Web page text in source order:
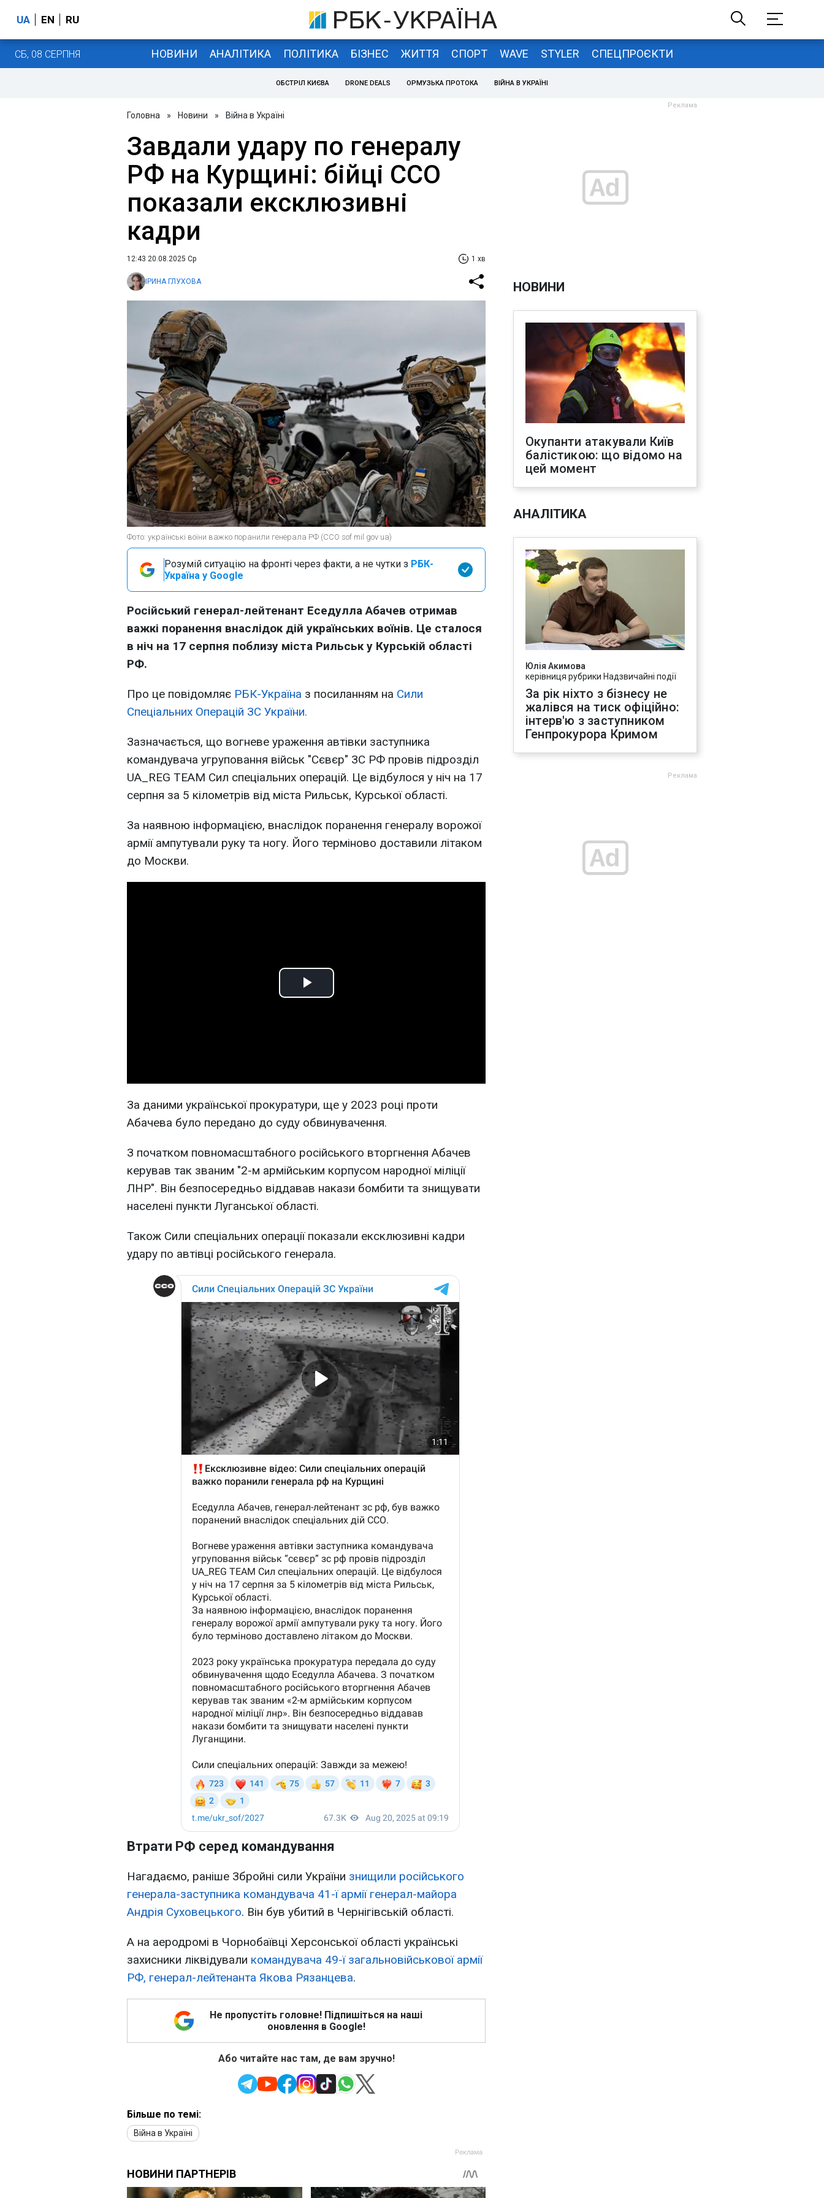
UA EN RU
СБ, 08 СЕРПНЯ НОВИНИ АНАЛІТИКА ПОЛІТИКА БІЗНЕС ЖИТТЯ СПОРТ WAVE STYLER СПЕЦПРОЄКТИ
ОБСТРІЛ КИЄВА DRONE DEALS ОРМУЗЬКА ПРОТОКА ВІЙНА В УКРАЇНІ
Головна » Новини » Війна в Україні
Завдали удару по генералу
РФ на Курщині: бійці ССО
показали ексклюзивні
кадри
12:43 20.08.2025 Ср 1 хв
ІРИНА ГЛУХОВА
Фото: українські воїни важко поранили генерала РФ (ССО sof mil gov ua)
Розумій ситуацію на фронті через факти, а не чутки з РБК-
Україна у Google
Російський генерал-лейтенант Еседулла Абачев отримав
важкі поранення внаслідок дій українських воїнів. Це сталося
в ніч на 17 серпня поблизу міста Рильськ у Курській області
РФ.
Про це повідомляє РБК-Україна з посиланням на Сили
Спеціальних Операцій ЗС України.
Зазначається, що вогневе ураження автівки заступника
командувача угруповання військ "Сєвєр" ЗС РФ провів підрозділ
UA_REG TEAM Сил спеціальних операцій. Це відбулося у ніч на 17
серпня за 5 кілометрів від міста Рильськ, Курської області.
За наявною інформацією, внаслідок поранення генералу ворожої
армії ампутували руку та ногу. Його терміново доставили літаком
до Москви.
Play
За даними української прокуратури, ще у 2023 році проти
Абачева було передано до суду обвинувачення.
З початком повномасштабного російського вторгнення Абачев
керував так званим "2-м армійським корпусом народної міліції
ЛНР". Він безпосередньо віддавав накази бомбити та знищувати
населені пункти Луганської області.
Також Сили спеціальних операції показали ексклюзивні кадри
удару по автівці російського генерала.
Втрати РФ серед командування
Нагадаємо, раніше Збройні сили України знищили російського
генерала-заступника командувача 41-ї армії генерал-майора
Андрія Суховецького. Він був убитий в Чернігівській області.
А на аеродромі в Чорнобаївці Херсонської області українські
захисники ліквідували командувача 49-ї загальновійськової армії
РФ, генерал-лейтенанта Якова Рязанцева.
Не пропустіть головне! Підпишіться на наші
оновлення в Google!
Або читайте нас там, де вам зручно!
Більше по темі:
Війна в Україні
НОВИНИ
Окупанти атакували Київ
балістикою: що відомо на
цей момент
АНАЛІТИКА
Юлія Акимова
керівниця рубрики Надзвичайні події
За рік ніхто з бізнесу не
жалівся на тиск офіційно:
інтерв'ю з заступником
Генпрокурора Кримом